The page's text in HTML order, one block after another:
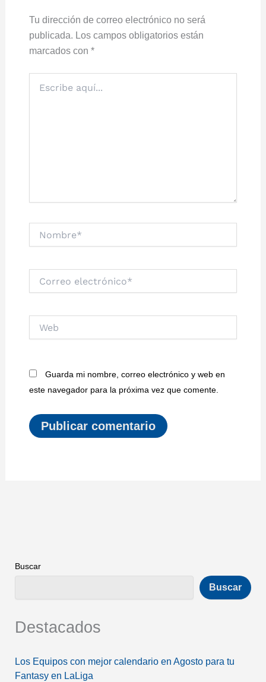
Tu dirección de correo electrónico no será
publicada. Los campos obligatorios están
marcados con *
aquí...
electrónico*
Guarda mi nombre, correo electrónico y web en
este navegador para la próxima vez que comente.
Buscar
Buscar
Destacados
Los Equipos con mejor calendario en Agosto para tu
Fantasy en LaLiga